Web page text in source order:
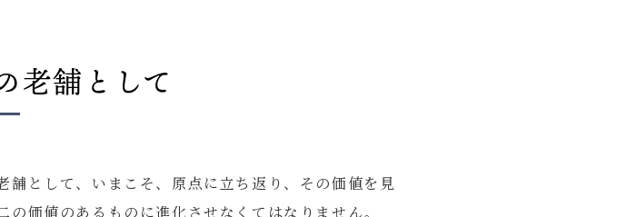
老舗として
として、いまこそ、原点に立ち返り、その価値を見
価値のあるものに進化させなくてはなりません。